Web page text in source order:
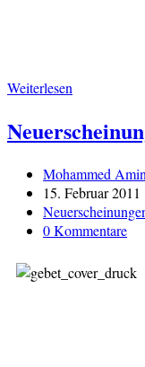
Weiterlesen
Sira:
Die
des
letzten
Propheten
–
3
Beitrags-
Autor:
Mohammed
Beitrag
veröffentlicht:
15. Februar 2011
Beitrags-
Kategorie:
Beitrags-
0 Kommentare